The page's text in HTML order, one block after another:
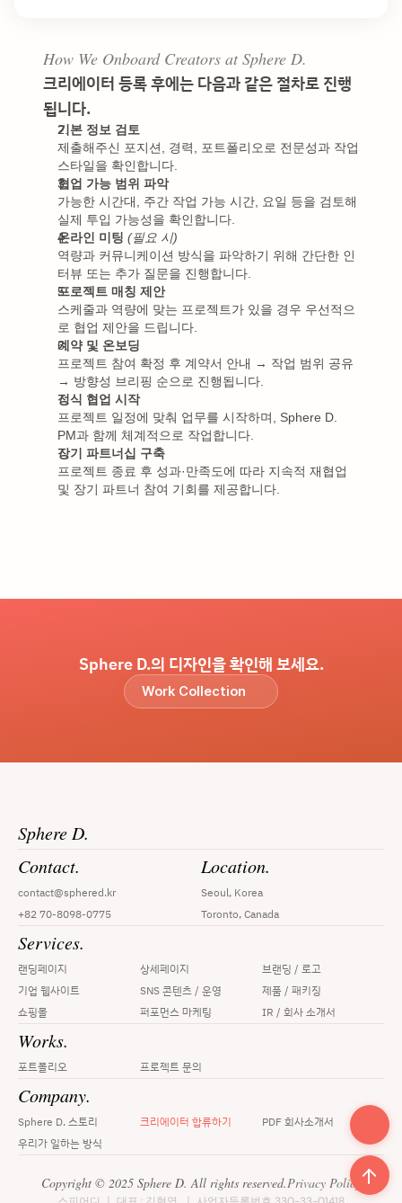
How We Onboard Creators at Sphere D.
크리에이터 등록 후에는 다음과 같은 절차로 진행
됩니다.
기본 정보 검토
제출해주신 포지션, 경력, 포트폴리오로 전문성과 작업
스타일을 확인합니다.
협업 가능 범위 파악
가능한 시간대, 주간 작업 가능 시간, 요일 등을 검토해
실제 투입 가능성을 확인합니다.
온라인 미팅 (필요 시)
역량과 커뮤니케이션 방식을 파악하기 위해 간단한 인
터뷰 또는 추가 질문을 진행합니다.
프로젝트 매칭 제안
스케줄과 역량에 맞는 프로젝트가 있을 경우 우선적으
로 협업 제안을 드립니다.
계약 및 온보딩
프로젝트 참여 확정 후 계약서 안내 → 작업 범위 공유
→ 방향성 브리핑 순으로 진행됩니다.
정식 협업 시작
프로젝트 일정에 맞춰 업무를 시작하며, Sphere D.
PM과 함께 체계적으로 작업합니다.
장기 파트너십 구축
프로젝트 종료 후 성과·만족도에 따라 지속적 재협업
및 장기 파트너 참여 기회를 제공합니다.
Sphere D.의 디자인을 확인해 보세요.
Work Collection
Sphere D.
Contact.
contact@sphered.kr
+82 70-8098-0775
Location.
Seoul, Korea
Toronto, Canada
Services.
브랜딩 / 로고
제품 / 패키징
IR / 회사 소개서
랜딩페이지
기업 웹사이트
쇼핑몰
상세페이지
SNS 콘텐츠 / 운영
퍼포먼스 마케팅
Works.
포트폴리오 프로젝트 문의
Company.
Sphere D. 스토리
우리가 일하는 방식
크리에이터 합류하기 PDF 회사소개서
Copyright © 2025 Sphere D. All rights reserved.Privacy Policy